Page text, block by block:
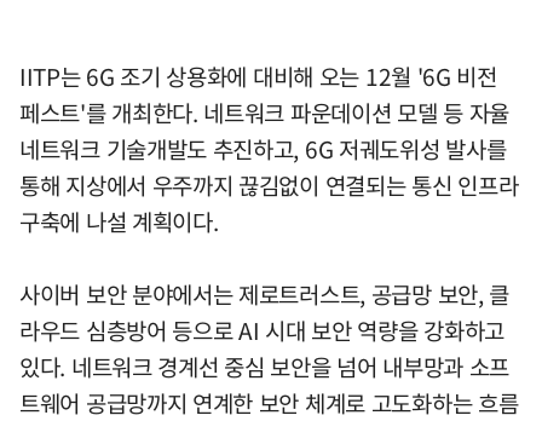
IITP는 6G 조기 상용화에 대비해 오는 12월 '6G 비전
페스트'를 개최한다. 네트워크 파운데이션 모델 등 자율
네트워크 기술개발도 추진하고, 6G 저궤도위성 발사를
통해 지상에서 우주까지 끊김없이 연결되는 통신 인프라
구축에 나설 계획이다.
사이버 보안 분야에서는 제로트러스트, 공급망 보안, 클
라우드 심층방어 등으로 AI 시대 보안 역량을 강화하고
있다. 네트워크 경계선 중심 보안을 넘어 내부망과 소프
트웨어 공급망까지 연계한 보안 체계로 고도화하는 흐름